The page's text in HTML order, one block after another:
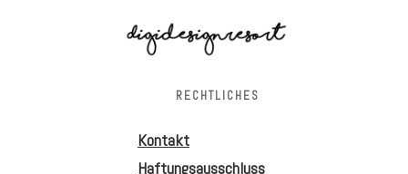
RECHTLICHES
Kontakt
Haftungsausschluss